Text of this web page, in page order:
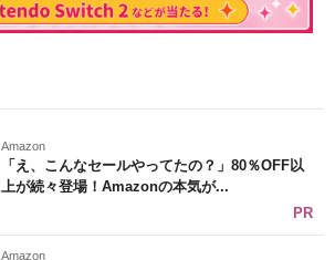
Amazon
「え、こんなセールやってたの？」80％OFF以
上が続々登場！Amazonの本気が...
PR
Amazon